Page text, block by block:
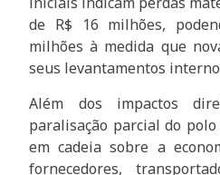
de R$ 16 milhões,
milhões à medida que
seus levantamentos
Além dos impactos
paralisação parcial do
em cadeia sobre a
fornecedores,